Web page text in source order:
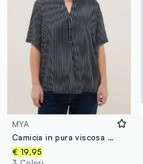
MYA
Camicia in pura viscosa a righe multicolor regular fit con bottoni
€ 19,95